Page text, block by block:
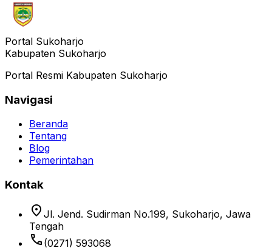
Portal Sukoharjo
Kabupaten Sukoharjo
Portal Resmi Kabupaten Sukoharjo
Navigasi
Beranda
Tentang
Blog
Pemerintahan
Kontak
location_on Jl. Jend. Sudirman No.199, Sukoharjo, Jawa
Tengah
phone (0271) 593068